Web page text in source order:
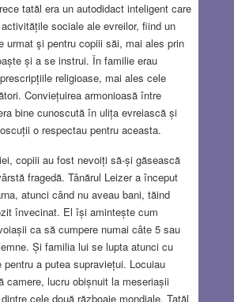
tatăl era un autodidact inteligent care
sociale ale evreilor, fiind un
urmat şi pentru copiii săi, mai ales prin
și a se instrui. În familie erau
religioase, mai ales cele
Conviețuirea armonioasă între
bine cunoscută în ulița evreiască și
o respectau pentru aceasta.
copiii au fost nevoiți să-și găsească
fragedă. Tânărul Leizer a început
atunci când nu aveau bani, tăind
învecinat. El își amintește cum
ca să cumpere numai câte 5 sau
Și familia lui se lupta atunci cu
pentru a putea supraviețui. Locuiau
camere, lucru obișnuit la meseriașii
cele două războaie mondiale. Tatăl